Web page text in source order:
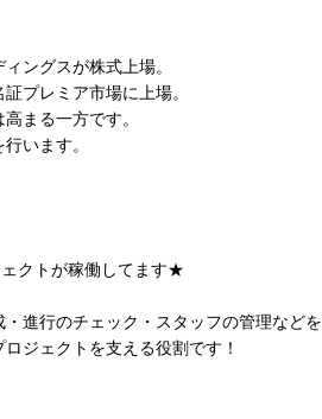
ングスが株式上場。
プレミア市場に上場。
まる一方です。
います。
クトが稼働してます★
進行のチェック・スタッフの管理などを
ジェクトを支える役割です！